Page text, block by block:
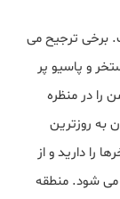
برخی ترجیح می
و پاسیو پر
را در منظره
به روزترین
را دارید و از
می شود. منطقه